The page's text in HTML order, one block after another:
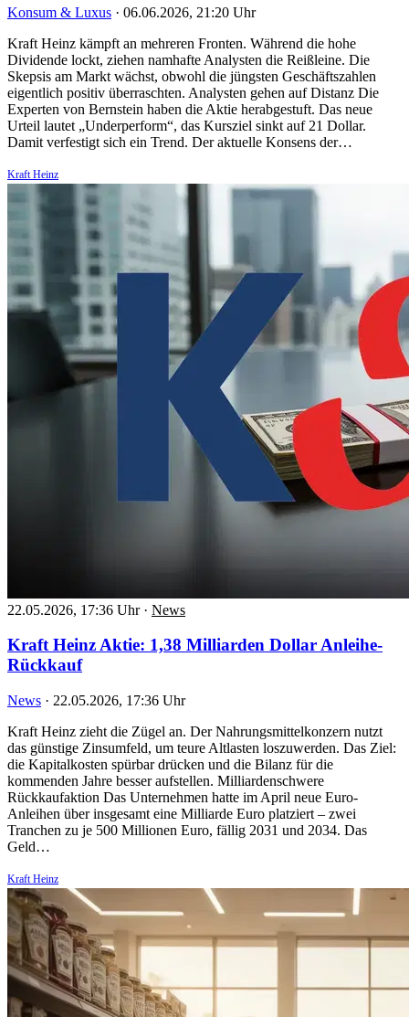
Konsum & Luxus · 06.06.2026, 21:20 Uhr
Kraft Heinz kämpft an mehreren Fronten. Während die hohe
Dividende lockt, ziehen namhafte Analysten die Reißleine. Die
Skepsis am Markt wächst, obwohl die jüngsten Geschäftszahlen
eigentlich positiv überraschten. Analysten gehen auf Distanz Die
Experten von Bernstein haben die Aktie herabgestuft. Das neue
Urteil lautet „Underperform“, das Kursziel sinkt auf 21 Dollar.
Damit verfestigt sich ein Trend. Der aktuelle Konsens der…
Kraft Heinz
22.05.2026, 17:36 Uhr · News
Kraft Heinz Aktie: 1,38 Milliarden Dollar Anleihe-
Rückkauf
News · 22.05.2026, 17:36 Uhr
Kraft Heinz zieht die Zügel an. Der Nahrungsmittelkonzern nutzt
das günstige Zinsumfeld, um teure Altlasten loszuwerden. Das Ziel:
die Kapitalkosten spürbar drücken und die Bilanz für die
kommenden Jahre besser aufstellen. Milliardenschwere
Rückkaufaktion Das Unternehmen hatte im April neue Euro-
Anleihen über insgesamt eine Milliarde Euro platziert – zwei
Tranchen zu je 500 Millionen Euro, fällig 2031 und 2034. Das
Geld…
Kraft Heinz